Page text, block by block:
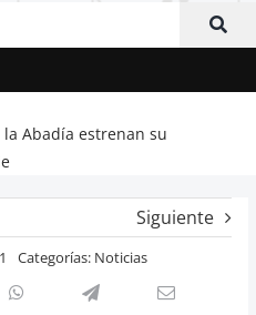
la Abadía estrenan su
Siguiente
Categorías: Noticias